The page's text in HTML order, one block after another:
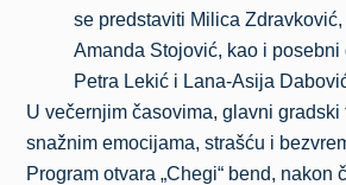
se predstaviti Milica
Amanda Stojović, kao i posebni
Petra Lekić i Lana-Asija
U večernjim časovima, glavni gradski
snažnim emocijama, strašću i
Program otvara „Chegi“ bend, nakon